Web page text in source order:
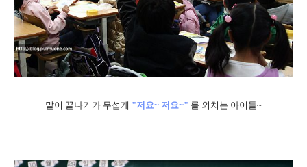
말이 끝나기가 무섭게 "저요~ 저요~" 를 외치는 아이들~